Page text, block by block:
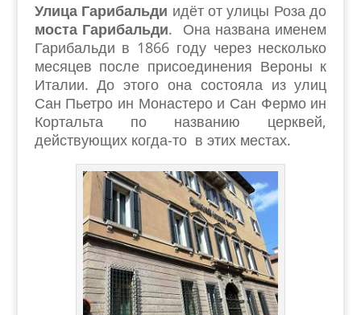
Улица Гарибальди идёт от улицы Роза до
моста Гарибальди. Она названа именем
Гарибальди в 1866 году через несколько
месяцев после присоединения Вероны к
Италии. До этого она состояла из улиц
Сан Пьетро ин Монастеро и Сан Фермо ин
Кортальта по названию церквей,
действующих когда-то в этих местах.